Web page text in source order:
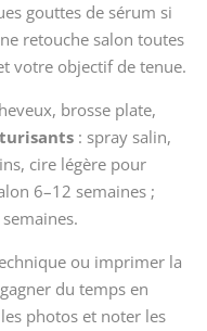
gouttes de sérum si
retouche salon toutes
votre objectif de tenue.
brosse plate,
: spray salin,
cire légère pour
6–12 semaines ;
ou imprimer la
du temps en
photos et noter les